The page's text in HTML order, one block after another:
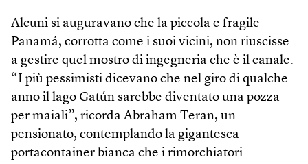
Alcuni si auguravano che la piccola e fragile
Panamá, corrotta come i suoi vicini, non riuscisse
a gestire quel mostro di ingegneria che è il canale.
“I più pessimisti dicevano che nel giro di qualche
anno il lago Gatún sarebbe diventato una pozza
per maiali”, ricorda Abraham Teran, un
pensionato, contemplando la gigantesca
portacontainer bianca che i rimorchiatori